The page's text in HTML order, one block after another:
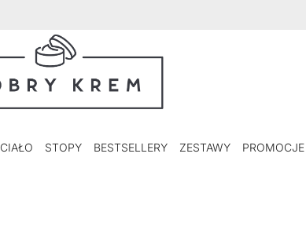
CIAŁO STOPY BESTSELLERY ZESTAWY PROMOCJE